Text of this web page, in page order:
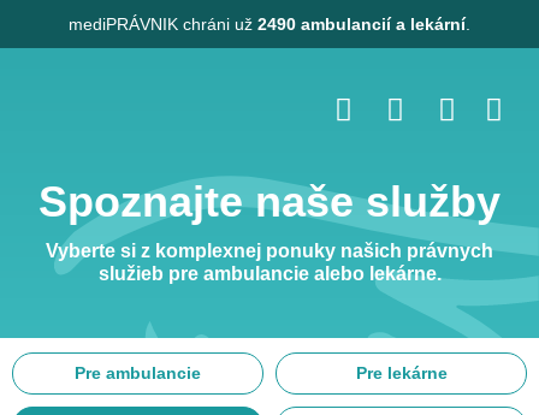
mediPRÁVNIK chráni už 2490 ambulancií a lekární.
Spoznajte naše služby
Vyberte si z komplexnej ponuky našich právnych
služieb pre ambulancie alebo lekárne.
Pre ambulancie Pre lekárne